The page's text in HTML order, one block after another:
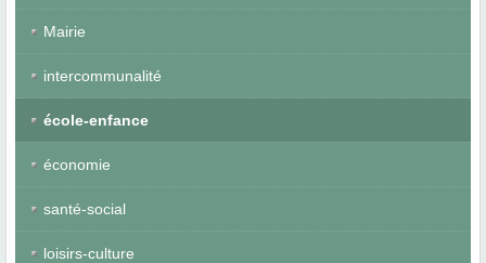
Mairie
intercommunalité
école-enfance
économie
santé-social
loisirs-culture